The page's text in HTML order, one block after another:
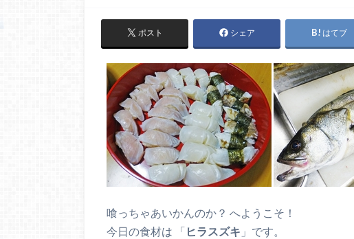
ポスト シェア はてブ
喰っちゃあいかんのか？ へようこそ！
今日の食材は 「 ヒラスズキ 」です。